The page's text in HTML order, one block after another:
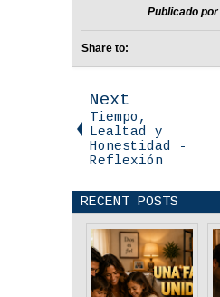
Publicado por
Share to:
Next
Tiempo,
Lealtad y
Honestidad -
Reflexión
RECENT POSTS